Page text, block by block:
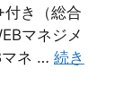
き（総合
マネジメ
マネ … 続き